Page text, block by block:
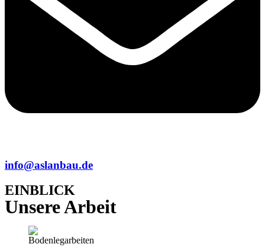
info@aslanbau.de
EINBLICK
Unsere Arbeit